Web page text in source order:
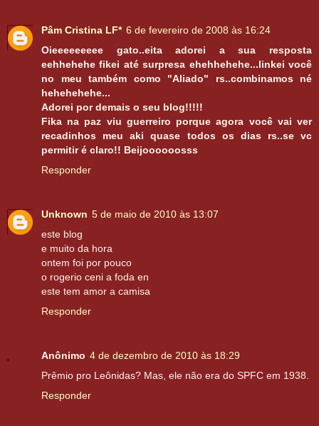
Pâm Cristina LF* 6 de fevereiro de 2008 às 16:24
Oieeeeeeeee gato..eita adorei a sua resposta
eehhehehe fikei até surpresa ehehhehehe...linkei você
no meu também como "Aliado" rs..combinamos né
hehehehehe...
Adorei por demais o seu blog!!!!!
Fika na paz viu guerreiro porque agora você vai ver
recadinhos meu aki quase todos os dias rs..se vc
permitir é claro!! Beijoooooosss
Responder
Unknown 5 de maio de 2010 às 13:07
este blog
e muito da hora
ontem foi por pouco
o rogerio ceni a foda en
este tem amor a camisa
Responder
Anônimo 4 de dezembro de 2010 às 18:29
Prêmio pro Leônidas? Mas, ele não era do SPFC em 1938.
Responder